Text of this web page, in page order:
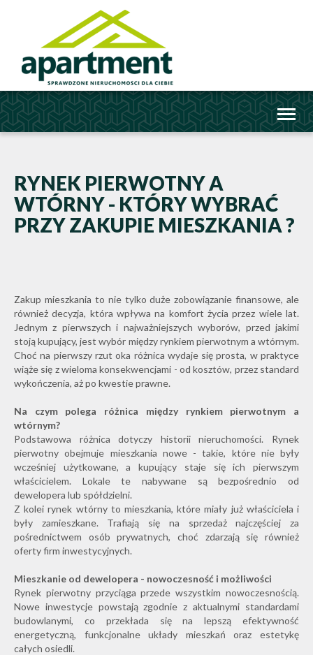
RYNEK PIERWOTNY A
WTÓRNY - KTÓRY WYBRAĆ
PRZY ZAKUPIE MIESZKANIA ?
Zakup mieszkania to nie tylko duże zobowiązanie finansowe, ale
również decyzja, która wpływa na komfort życia przez wiele lat.
Jednym z pierwszych i najważniejszych wyborów, przed jakimi
stoją kupujący, jest wybór między rynkiem pierwotnym a wtórnym.
Choć na pierwszy rzut oka różnica wydaje się prosta, w praktyce
wiąże się z wieloma konsekwencjami - od kosztów, przez standard
wykończenia, aż po kwestie prawne.
Na czym polega różnica między rynkiem pierwotnym a
wtórnym?
Podstawowa różnica dotyczy historii nieruchomości. Rynek
pierwotny obejmuje mieszkania nowe - takie, które nie były
wcześniej użytkowane, a kupujący staje się ich pierwszym
właścicielem. Lokale te nabywane są bezpośrednio od
dewelopera lub spółdzielni.
Z kolei rynek wtórny to mieszkania, które miały już właściciela i
były zamieszkane. Trafiają się na sprzedaż najczęściej za
pośrednictwem osób prywatnych, choć zdarzają się również
oferty firm inwestycyjnych.
Mieszkanie od dewelopera - nowoczesność i możliwości
Rynek pierwotny przyciąga przede wszystkim nowoczesnością.
Nowe inwestycje powstają zgodnie z aktualnymi standardami
budowlanymi, co przekłada się na lepszą efektywność
energetyczną, funkcjonalne układy mieszkań oraz estetykę
całych osiedli.